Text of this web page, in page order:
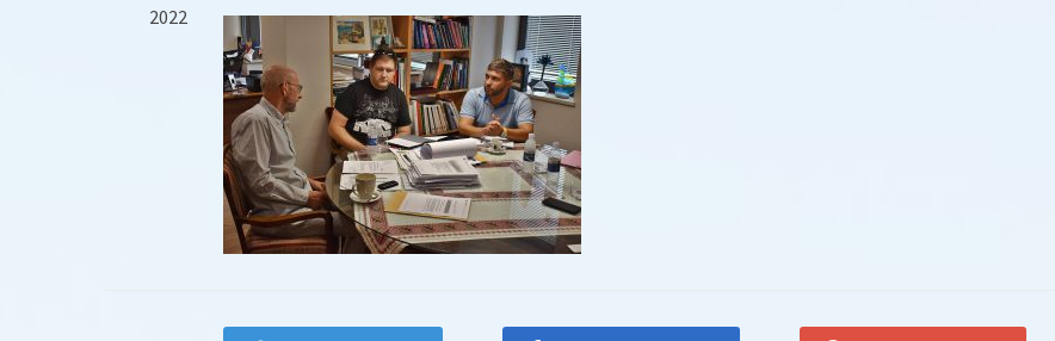
2022